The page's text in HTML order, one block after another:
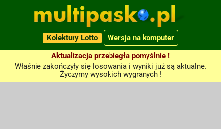
Kolektury Lotto Wersja na komputer
Aktualizacja przebiegła pomyślnie !
Właśnie zakończyły się losowania i wyniki już są aktualne.
Życzymy wysokich wygranych !